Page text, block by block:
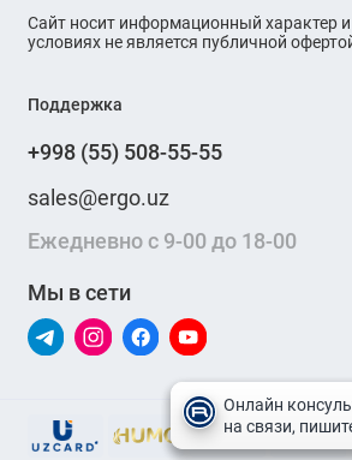
Сайт носит информационный характер
условиях не является публичной
Поддержка
+998 (55) 508-55-55
sales@ergo.uz
Ежедневно с 9-00 до 18-00
Мы в сети